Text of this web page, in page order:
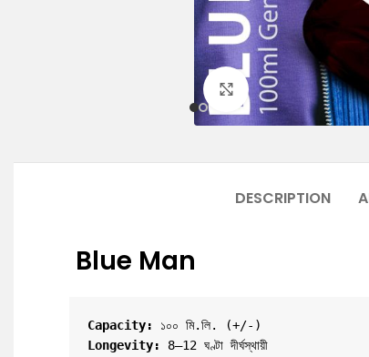
Click to enlarge
DESCRIPTION
Blue Man
Capacity:
১০০ মি.লি. (+/-)
Longevity:
8–12 ঘণ্টা দীর্ঘস্থায়ী